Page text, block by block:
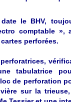
date le BHV,
comptable
perforées.
tabulatrice
de perforation
sur la